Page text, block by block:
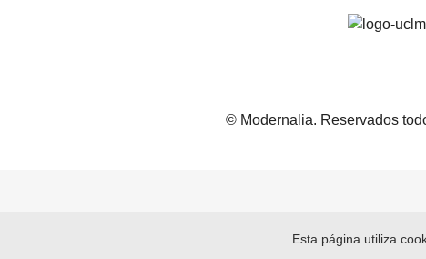
© Modernalia. Reservados
Esta página utiliza